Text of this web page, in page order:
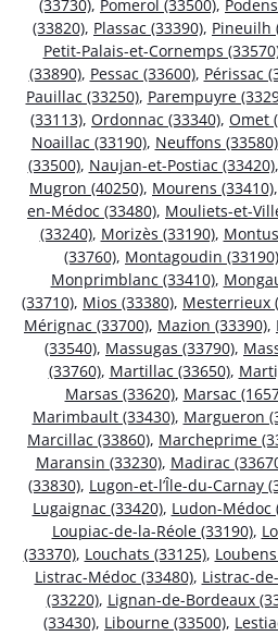
(33730), Pomerol (33500),
(33820), Plassac (33390), Pineuilh
Petit-Palais-et-Cornemps
(33890), Pessac (33600), Périssac
Pauillac (33250), Parempuyre
(33113), Ordonnac (33340), Omet
Noaillac (33190), Neuffons (33580)
(33500), Naujan-et-Postiac (33420),
Mugron (40250), Mourens (33410),
en-Médoc (33480), Mouliets-et-
(33240), Morizès (33190),
(33760), Montagoudin (33190)
Monprimblanc (33410),
(33710), Mios (33380), Mesterrieux
Mérignac (33700), Mazion (33390),
(33540), Massugas (33790),
(33760), Martillac (33650),
Marsas (33620), Marsac
Marimbault (33430), Margueron
Marcillac (33860), Marcheprime
Maransin (33230), Madirac
(33830), Lugon-et-l’Île-du-Carnay
Lugaignac (33420), Ludon-Médoc
Loupiac-de-la-Réole (33190),
(33370), Louchats (33125),
Listrac-Médoc (33480), Listrac-
(33220), Lignan-de-Bordeaux
(33430), Libourne (33500),